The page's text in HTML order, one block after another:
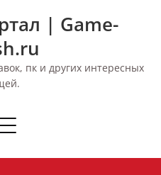
| Game-
пк и других интересных
Переключить